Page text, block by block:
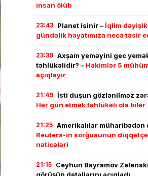
insan ölüb
23:43 Planet isinir –İqlim
gündəlik həyatımıza necə təsir
23:39 Axşam yeməyini gec
təhlükəlidir? – Həkimlər 5
açıqlayır
21:49 İsti duşun gözlənilməz
Hər gün etmək təhlükəli ola bilər
21:25 Amerikalılar müharibədən
Reuters-in sorğusunun diqqətçəkən
nəticələri
21:15 Ceyhun Bayramov